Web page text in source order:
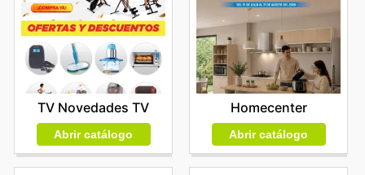
TV Novedades TV
Abrir catálogo
Homecenter
Abrir catálogo